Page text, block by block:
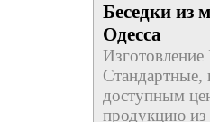
Беседки из
Одесса
Стандартные,
доступным
продукцию из